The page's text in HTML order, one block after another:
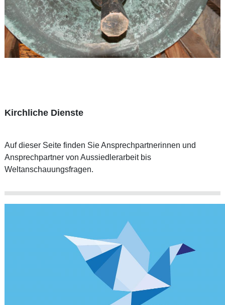
Kirchliche Dienste
Auf dieser Seite finden Sie Ansprechpartnerinnen und
Ansprechpartner von Aussiedlerarbeit bis
Weltanschauungsfragen.